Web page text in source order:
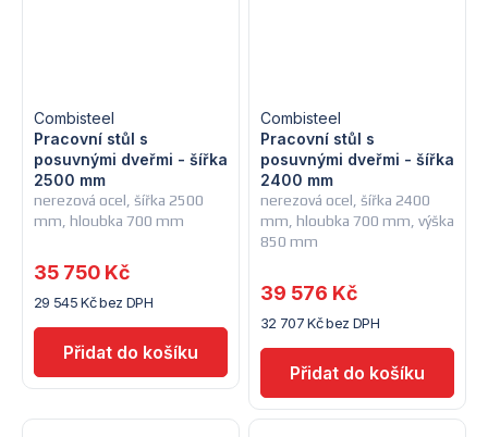
nerezová ocel, šířka 2500
mm, hloubka 700 mm
Pracovní stůl s
posuvnými dveřmi - šířka
2500 mm
Combisteel
29 545 Kč bez DPH
35 750 Kč
nerezová ocel, šířka 2400
mm, hloubka 700 mm, výška
850 mm
Pracovní stůl s
posuvnými dveřmi - šířka
2400 mm
Combisteel
32 707 Kč bez DPH
39 576 Kč